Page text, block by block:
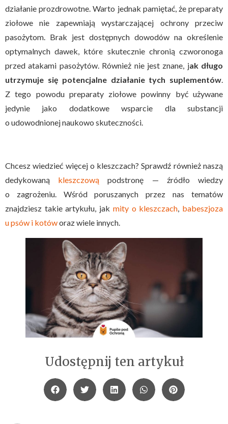
działanie prozdrowotne. Warto jednak pamiętać, że preparaty
ziołowe nie zapewniają wystarczającej ochrony przeciw
pasożytom. Brak jest dostępnych dowodów na określenie
optymalnych dawek, które skutecznie chronią czworonoga
przed atakami pasożytów. Również nie jest znane, jak długo
utrzymuje się potencjalne działanie tych suplementów.
Z tego powodu preparaty ziołowe powinny być używane
jedynie jako dodatkowe wsparcie dla substancji
o udowodnionej naukowo skuteczności.
Chcesz wiedzieć więcej o kleszczach? Sprawdź również naszą
dedykowaną kleszczowąpodstronę — źródło wiedzy
o zagrożeniu. Wśród poruszanych przez nas tematów
znajdziesz takie artykułu, jak mity o kleszczach, babeszjoza
u psów i kotóworaz wiele innych.
Udostępnij ten artykuł